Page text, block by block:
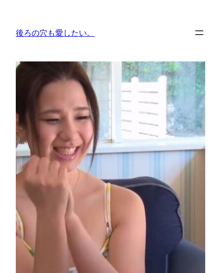
後ろの穴も愛したい。